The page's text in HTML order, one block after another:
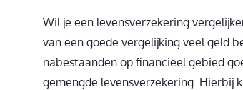
Wil je een levensverzekering
van een goede vergelijking veel geld
nabestaanden op financieel gebied
gemengde levensverzekering. Hierbij